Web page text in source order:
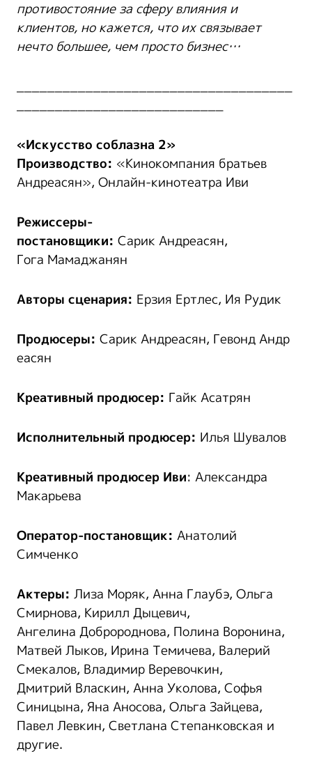
противостояние за сферу влияния и
клиентов, но кажется, что их связывает
нечто большее, чем просто бизнес…
«Искусство соблазна 2»
Производство: «Кинокомпания братьев
Андреасян», Онлайн-кинотеатра Иви
Режиссеры-
постановщики: Сарик Андреасян,
Гога Мамаджанян
Авторы сценария: Ерзия Ертлес, Ия Рудик
Продюсеры: Сарик Андреасян, Гевонд Андр
еасян
Креативный продюсер: Гайк Асатрян
Исполнительный продюсер: Илья Шувалов
Креативный продюсер Иви: Александра
Макарьева
Оператор-постановщик: Анатолий
Симченко
Актеры: Лиза Моряк, Анна Глаубэ, Ольга
Смирнова, Кирилл Дыцевич,
Ангелина Добророднова, Полина Воронина,
Матвей Лыков, Ирина Темичева, Валерий
Смекалов, Владимир Веревочкин,
Дмитрий Власкин, Анна Уколова, Софья
Синицына, Яна Аносова, Ольга Зайцева,
Павел Левкин, Светлана Степанковская и
другие.